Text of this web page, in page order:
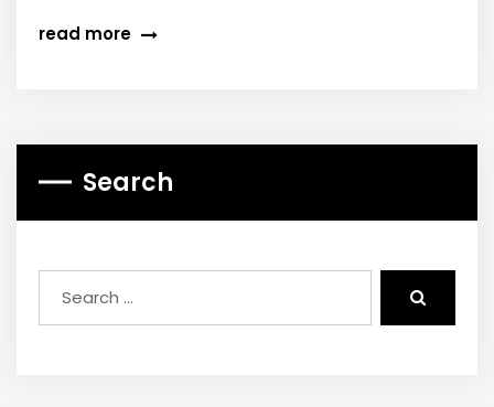
read more
Search